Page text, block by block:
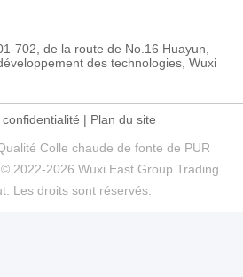
702, de la route de No.16 Huayun,
des technologies, Wuxi
| Plan du site
Colle chaude de fonte de PUR
2022-2026 Wuxi East Group Trading
Les droits sont réservés.